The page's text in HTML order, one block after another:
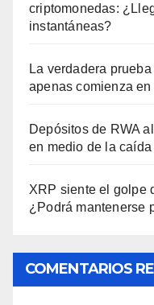
criptomonedas:
instantáneas?
La verdadera
apenas comienza en
Depósitos de RWA
en medio de la
XRP siente el golpe
¿Podrá mantenerse
COMENTARIOS